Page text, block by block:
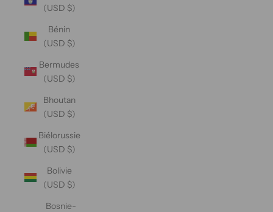
(USD $)
Bénin
(USD $)
Bermudes
(USD $)
Bhoutan
(USD $)
Biélorussie
(USD $)
Bolivie
(USD $)
Bosnie-